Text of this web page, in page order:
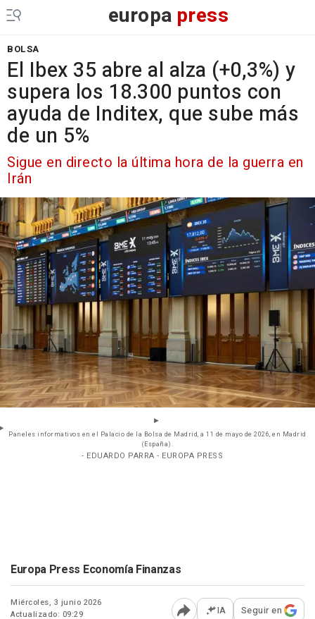
europa press
BOLSA
El Ibex 35 abre al alza (+0,3%) y
supera los 18.300 puntos con
ayuda de Inditex, que sube más
de un 5%
Sigue en directo la última hora de la guerra en
Irán
Paneles informativos en el Palacio de la Bolsa de Madrid, a 11 de mayo de 2026, en Madrid
(España).
- EDUARDO PARRA - EUROPA PRESS
Europa Press Economía Finanzas
Miércoles, 3 junio 2026
Actualizado: 09:29
IA Seguir en